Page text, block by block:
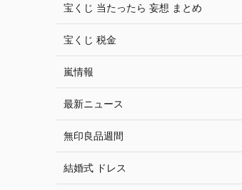
宝くじ 当たったら 妄想 まとめ
宝くじ 税金
嵐情報
最新ニュース
無印良品週間
結婚式 ドレス